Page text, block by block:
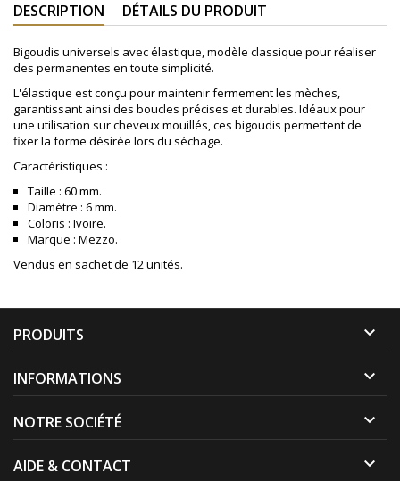
DESCRIPTION DÉTAILS DU PRODUIT
Bigoudis universels avec élastique, modèle classique pour réaliser
des permanentes en toute simplicité.
L'élastique est conçu pour maintenir fermement les mèches,
garantissant ainsi des boucles précises et durables. Idéaux pour
une utilisation sur cheveux mouillés, ces bigoudis permettent de
fixer la forme désirée lors du séchage.
Caractéristiques :
Taille : 60 mm.
Diamètre : 6 mm.
Coloris : Ivoire.
Marque : Mezzo.
Vendus en sachet de 12 unités.
PRODUITS 
INFORMATIONS 
NOTRE SOCIÉTÉ 
AIDE & CONTACT 